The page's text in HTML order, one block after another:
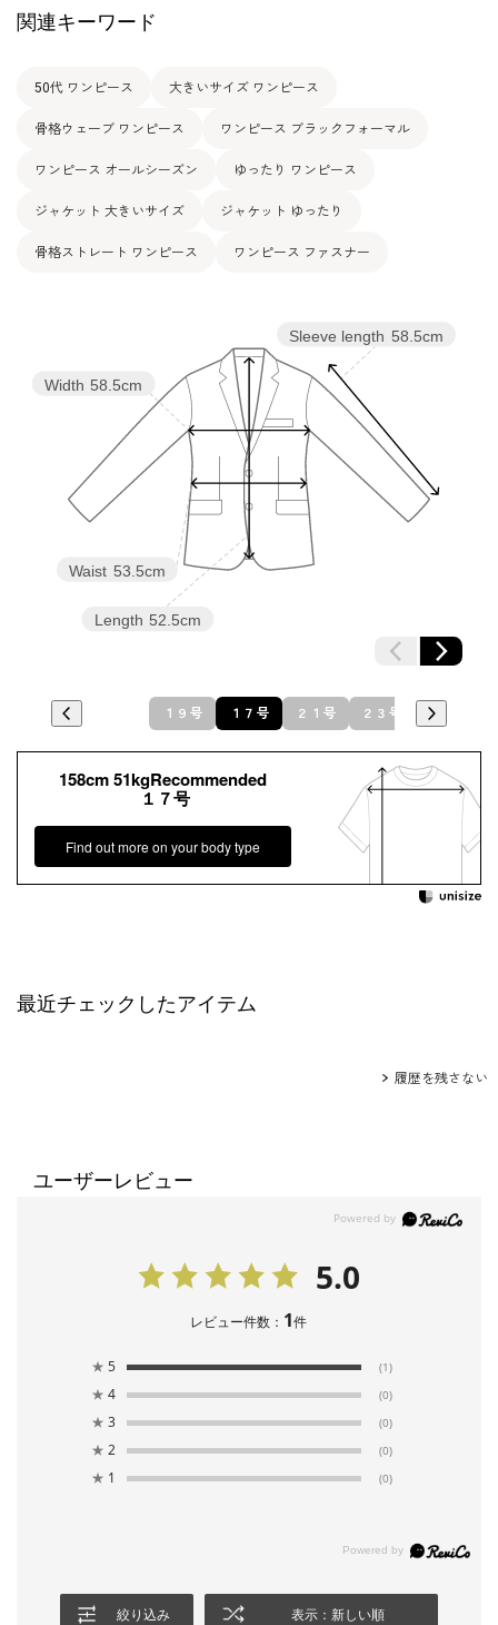
素材
表地：ポリエステル100％
裏地：キュプラ100％
その他
洗濯方法：クリーニング
関連キーワード
50代 ワンピース 大きいサイズ ワンピース
骨格ウェーブ ワンピース ワンピース ブラックフォーマル
ワンピース オールシーズン ゆったり ワンピース
ジャケット 大きいサイズ ジャケット ゆったり
骨格ストレート ワンピース ワンピース ファスナー
Sleeve length 58.5cm
Length 52.5cm
Waist 53.5cm
Width 58.5cm
１９号 １７号 ２１号 ２３号
158cm 51kgRecommended
１７号
Find out more on your body type
最近チェックしたアイテム
履歴を残さない
ユーザーレビュー
5.0
レビュー件数： 1件
★ 5 (1)
★ 4 (0)
★ 3 (0)
★ 2 (0)
★ 1 (0)
絞り込み 表示：新しい順